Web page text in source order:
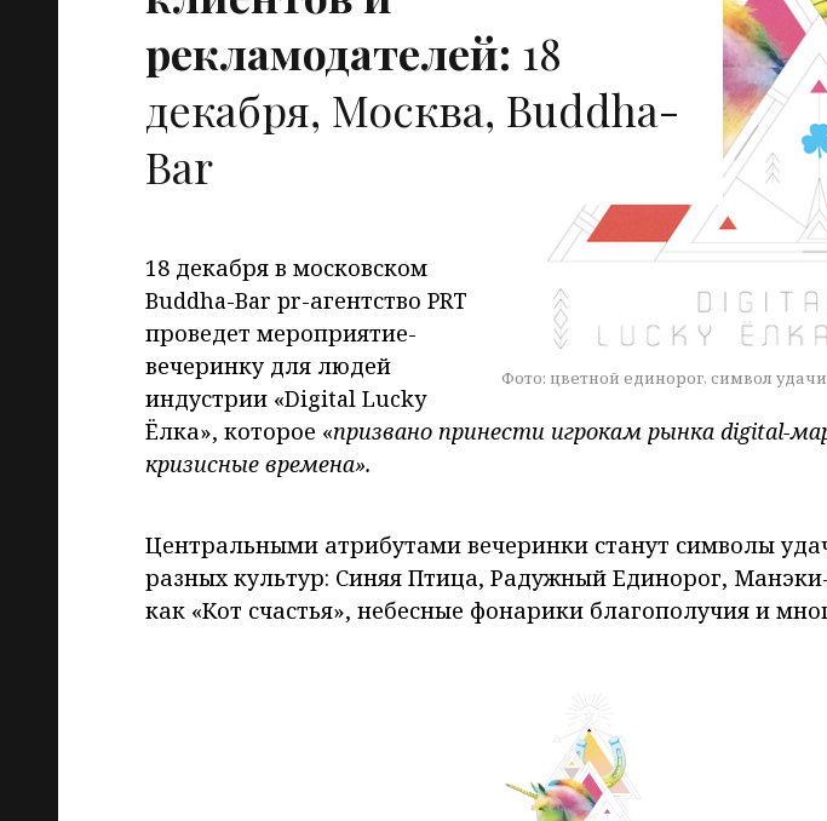
рекламодателей: 18
декабря, Москва, Buddha-
Bar
Фото: цветной единорог, символ
18 декабря в московском
Buddha-Bar pr-агентство PRT
проведет мероприятие-
вечеринку для людей
индустрии «Digital Lucky
Ëлка», которое «призвано принести игрокам рынка digital-
кризисные времена».
Центральными атрибутами вечеринки станут символы
разных культур: Синяя Птица, Радужный Единорог,
как «Кот счастья», небесные фонарики благополучия и